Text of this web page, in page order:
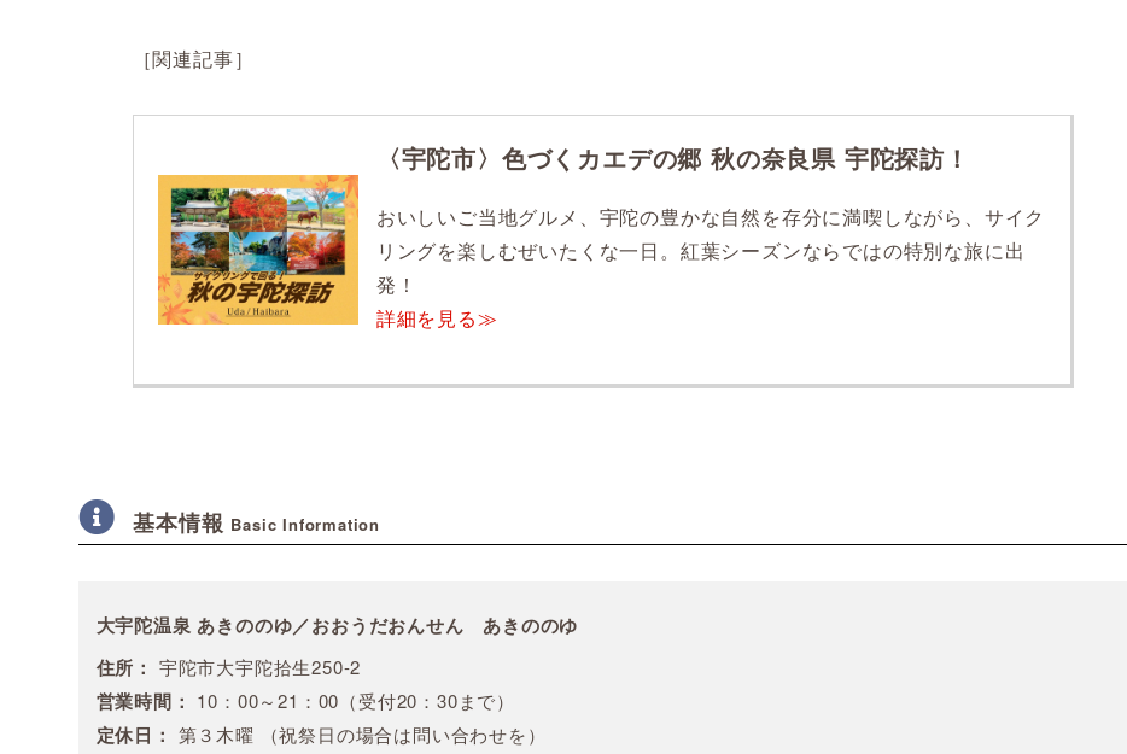
［関連記事］
〈宇陀市〉色づくカエデの郷 秋の奈良県 宇陀探訪！
おいしいご当地グルメ、宇陀の豊かな自然を存分に満喫しながら、サイク
リングを楽しむぜいたくな一日。紅葉シーズンならではの特別な旅に出
発！
詳細を見る≫
基本情報 Basic Information
大宇陀温泉 あきののゆ／おおうだおんせん あきののゆ
住所： 宇陀市大宇陀拾生250-2
営業時間： 10：00～21：00（受付20：30まで）
定休日： 第３木曜 （祝祭日の場合は問い合わせを）